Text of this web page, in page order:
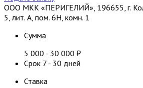
ООО МКК «ПЕРИГЕЛИЙ», 196655, г.
5, лит. А, пом. 6Н, комн. 1
Сумма
5 000 - 30 000 ₽
Срок 7 - 30 дней
Ставка